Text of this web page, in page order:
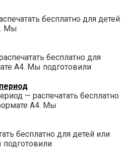
бесплатно для детей
Мы
бесплатно для
А4. Мы подготовили
— распечатать бесплатно
А4. Мы
бесплатно для детей или